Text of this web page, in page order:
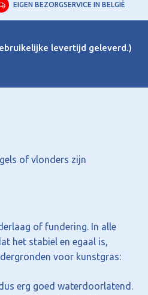
EIGEN BEZORGSERVICE IN BELGIË
levertijd geleverd.)
of vlonders zijn
of fundering. In alle
het stabiel en egaal is,
voor kunstgras:
erg goed waterdoorlatend.